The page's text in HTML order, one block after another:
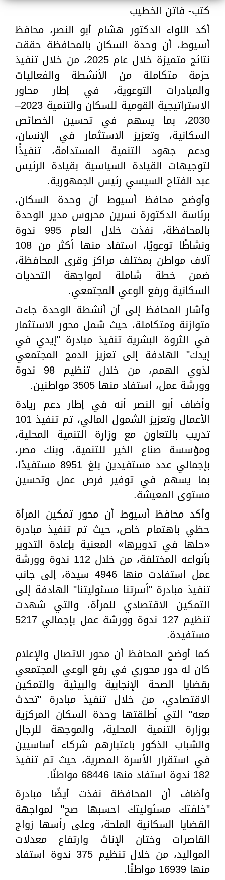
كتب- فاتن الخطيب
أكد اللواء الدكتور هشام أبو النصر، محافظ
أسيوط، أن وحدة السكان بالمحافظة حققت
نتائج متميزة خلال عام 2025، من خلال تنفيذ
حزمة متكاملة من الأنشطة والفعاليات
والمبادرات التوعوية، في إطار محاور
الاستراتيجية القومية للسكان والتنمية 2023–
2030، بما يسهم في تحسين الخصائص
السكانية، وتعزيز الاستثمار في الإنسان،
ودعم جهود التنمية المستدامة، تنفيذًا
لتوجيهات القيادة السياسية بقيادة الرئيس
عبد الفتاح السيسي رئيس الجمهورية.
وأوضح محافظ أسيوط أن وحدة السكان،
برئاسة الدكتورة نسرين محروس مدير الوحدة
بالمحافظة، نفذت خلال العام 995 ندوة
ونشاطًا توعويًا، استفاد منها أكثر من 108
آلاف مواطن بمختلف مراكز وقرى المحافظة،
ضمن خطة شاملة لمواجهة التحديات
السكانية ورفع الوعي المجتمعي.
وأشار المحافظ إلى أن أنشطة الوحدة جاءت
متوازنة ومتكاملة، حيث شمل محور الاستثمار
في الثروة البشرية تنفيذ مبادرة "إيدي في
إيدك" الهادفة إلى تعزيز الدمج المجتمعي
لذوي الهمم، من خلال تنظيم 98 ندوة
وورشة عمل، استفاد منها 3505 مواطنين.
وأضاف أبو النصر أنه في إطار دعم ريادة
الأعمال وتعزيز الشمول المالي، تم تنفيذ 101
تدريب بالتعاون مع وزارة التنمية المحلية،
ومؤسسة صناع الخير للتنمية، وبنك مصر،
بإجمالي عدد مستفيدين بلغ 8951 مستفيدًا،
بما يسهم في توفير فرص عمل وتحسين
مستوى المعيشة.
وأكد محافظ أسيوط أن محور تمكين المرأة
حظي باهتمام خاص، حيث تم تنفيذ مبادرة
«حلها في تدويرها» المعنية بإعادة التدوير
بأنواعه المختلفة، من خلال 112 ندوة وورشة
عمل استفادت منها 4946 سيدة، إلى جانب
تنفيذ مبادرة "أسرتنا مسئوليتنا" الهادفة إلى
التمكين الاقتصادي للمرأة، والتي شهدت
تنظيم 127 ندوة وورشة عمل بإجمالي 5217
مستفيدة.
كما أوضح المحافظ أن محور الاتصال والإعلام
كان له دور محوري في رفع الوعي المجتمعي
بقضايا الصحة الإنجابية والبيئية والتمكين
الاقتصادي، من خلال تنفيذ مبادرة "تحدث
معه" التي أطلقتها وحدة السكان المركزية
بوزارة التنمية المحلية، والموجهة للرجال
والشباب الذكور باعتبارهم شركاء أساسيين
في استقرار الأسرة المصرية، حيث تم تنفيذ
182 ندوة استفاد منها 68446 مواطنًا.
وأضاف أن المحافظة نفذت أيضًا مبادرة
"خلفتك مسئوليتك احسبها صح" لمواجهة
القضايا السكانية الملحة، وعلى رأسها زواج
القاصرات وختان الإناث وارتفاع معدلات
المواليد، من خلال تنظيم 375 ندوة استفاد
منها 16939 مواطنًا.